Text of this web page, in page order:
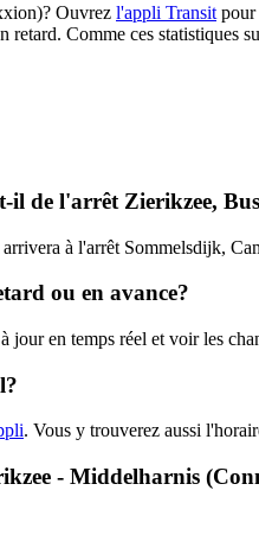
Ouvrez l'appli Transit pour
Comme ces statistiques
il de l'arrêt Zierikzee,
à l'arrêt Sommelsdijk,
ou en avance?
en temps réel et voir les
. Vous y trouverez aussi
- Middelharnis